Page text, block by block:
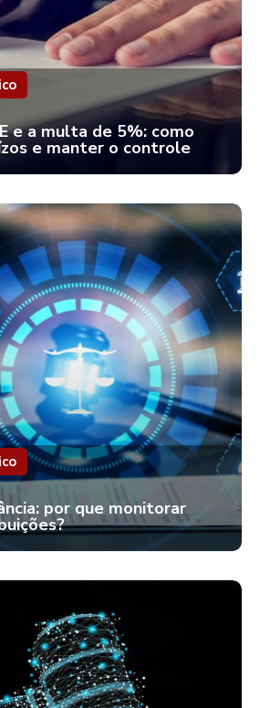
e a multa de 5%: como
e manter o controle
por que monitorar